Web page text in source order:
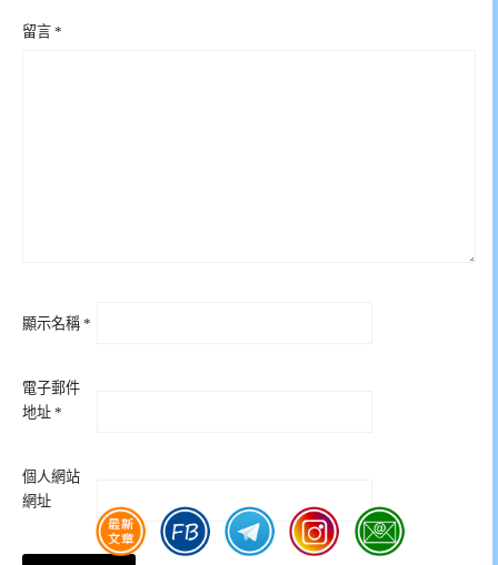
留言 *
顯示名稱 *
電子郵件
地址 *
個人網站
網址